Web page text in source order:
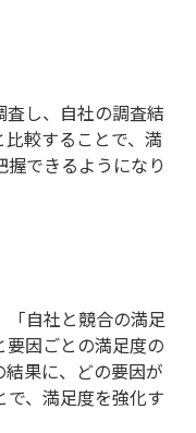
し、自社の調査結
較することで、満
できるようになり
「自社と競合の満足
因ごとの満足度の
果に、どの要因が
、満足度を強化す